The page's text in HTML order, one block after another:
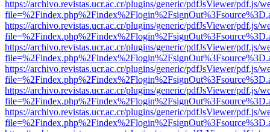
https://archivo.revistas.ucr.ac.cr/plugins/generic/pdfJsViewer/pdf.js/
https://archivo.revistas.ucr.ac.cr/plugins/generic/pdfJsViewer/pdf.js/
https://archivo.revistas.ucr.ac.cr/plugins/generic/pdfJsViewer/pdf.js/
https://archivo.revistas.ucr.ac.cr/plugins/generic/pdfJsViewer/pdf.js/
https://archivo.revistas.ucr.ac.cr/plugins/generic/pdfJsViewer/pdf.js/
https://archivo.revistas.ucr.ac.cr/plugins/generic/pdfJsViewer/pdf.js/